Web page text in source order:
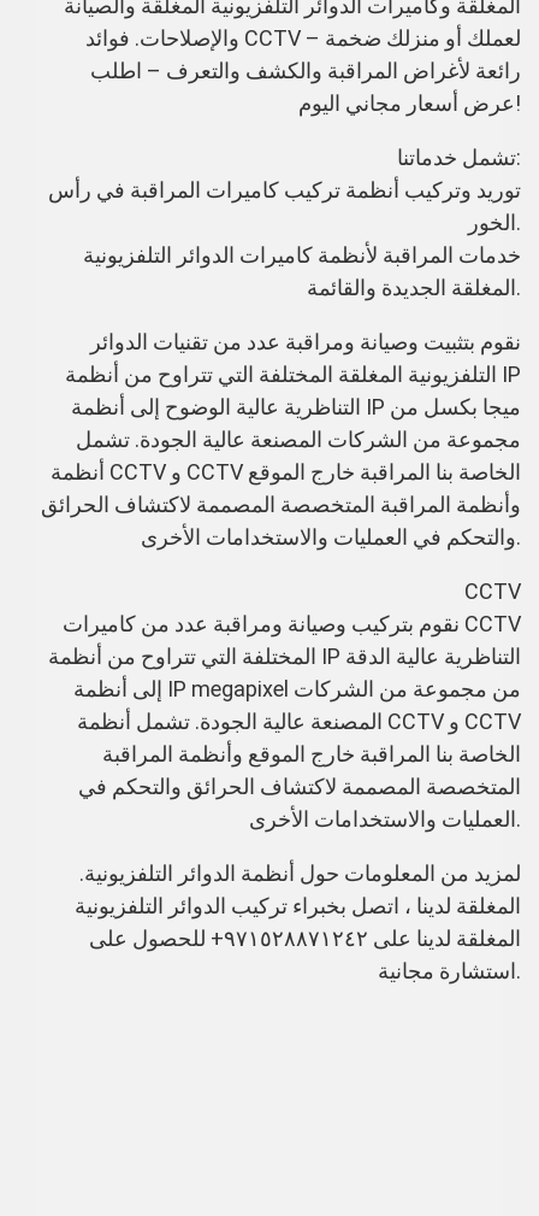
المغلقة وكاميرات الدوائر التلفزيونية المغلقة والصيانة
والإصلاحات. فوائد CCTV لعملك أو منزلك ضخمة –
رائعة لأغراض المراقبة والكشف والتعرف – اطلب
عرض أسعار مجاني اليوم!
تشمل خدماتنا:
توريد وتركيب أنظمة تركيب كاميرات المراقبة في رأس
الخور.
خدمات المراقبة لأنظمة كاميرات الدوائر التلفزيونية
المغلقة الجديدة والقائمة.
نقوم بتثبيت وصيانة ومراقبة عدد من تقنيات الدوائر
التلفزيونية المغلقة المختلفة التي تتراوح من أنظمة IP
التناظرية عالية الوضوح إلى أنظمة IP ميجا بكسل من
مجموعة من الشركات المصنعة عالية الجودة. تشمل
أنظمة CCTV و CCTV الخاصة بنا المراقبة خارج الموقع
وأنظمة المراقبة المتخصصة المصممة لاكتشاف الحرائق
والتحكم في العمليات والاستخدامات الأخرى.
CCTV
نقوم بتركيب وصيانة ومراقبة عدد من كاميرات CCTV
المختلفة التي تتراوح من أنظمة IP التناظرية عالية الدقة
إلى أنظمة IP megapixel من مجموعة من الشركات
المصنعة عالية الجودة. تشمل أنظمة CCTV و CCTV
الخاصة بنا المراقبة خارج الموقع وأنظمة المراقبة
المتخصصة المصممة لاكتشاف الحرائق والتحكم في
العمليات والاستخدامات الأخرى.
.لمزيد من المعلومات حول أنظمة الدوائر التلفزيونية
المغلقة لدينا ، اتصل بخبراء تركيب الدوائر التلفزيونية
المغلقة لدينا على ٩٧١٥٢٨٨٧١٢٤٢+ للحصول على
استشارة مجانية.